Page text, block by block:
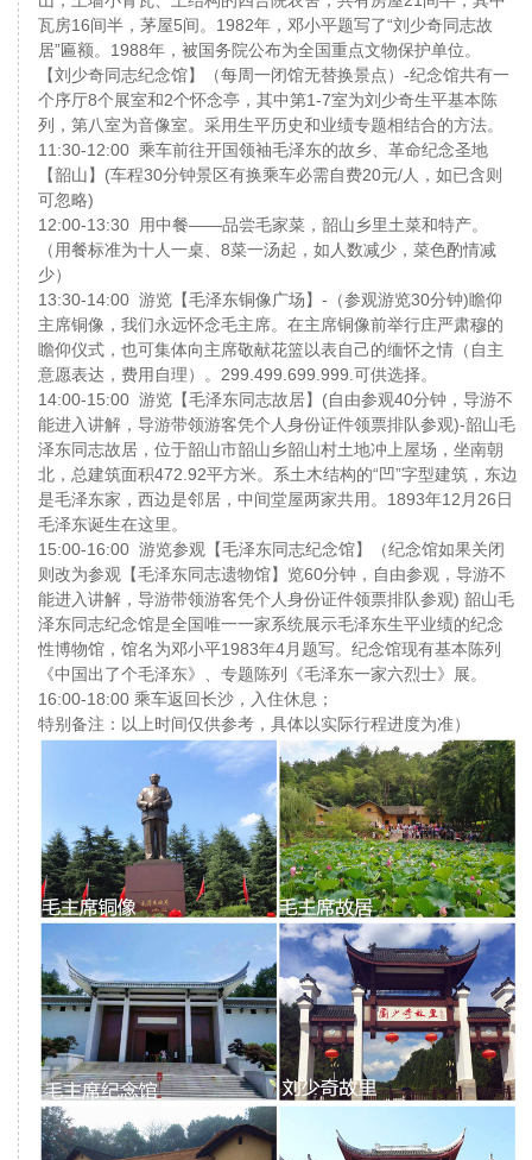
瓦房16间半，茅屋5间。1982年，邓小平题写了“刘少奇同志故
居”匾额。1988年，被国务院公布为全国重点文物保护单位。
【刘少奇同志纪念馆】（每周一闭馆无替换景点）-纪念馆共有一
个序厅8个展室和2个怀念亭，其中第1-7室为刘少奇生平基本陈
列，第八室为音像室。采用生平历史和业绩专题相结合的方法。
11:30-12:00 乘车前往开国领袖毛泽东的故乡、革命纪念圣地
【韶山】(车程30分钟景区有换乘车必需自费20元/人，如已含则
可忽略)
12:00-13:30 用中餐——品尝毛家菜，韶山乡里土菜和特产。
（用餐标准为十人一桌、8菜一汤起，如人数减少，菜色酌情减
少）
13:30-14:00 游览【毛泽东铜像广场】-（参观游览30分钟)瞻仰
主席铜像，我们永远怀念毛主席。在主席铜像前举行庄严肃穆的
瞻仰仪式，也可集体向主席敬献花篮以表自己的缅怀之情（自主
意愿表达，费用自理）。299.499.699.999.可供选择。
14:00-15:00 游览【毛泽东同志故居】(自由参观40分钟，导游不
能进入讲解，导游带领游客凭个人身份证件领票排队参观)-韶山毛
泽东同志故居，位于韶山市韶山乡韶山村土地冲上屋场，坐南朝
北，总建筑面积472.92平方米。系土木结构的“凹”字型建筑，东边
是毛泽东家，西边是邻居，中间堂屋两家共用。1893年12月26日
毛泽东诞生在这里。
15:00-16:00 游览参观【毛泽东同志纪念馆】（纪念馆如果关闭
则改为参观【毛泽东同志遗物馆】览60分钟，自由参观，导游不
能进入讲解，导游带领游客凭个人身份证件领票排队参观) 韶山毛
泽东同志纪念馆是全国唯一一家系统展示毛泽东生平业绩的纪念
性博物馆，馆名为邓小平1983年4月题写。纪念馆现有基本陈列
《中国出了个毛泽东》、专题陈列《毛泽东一家六烈士》展。
16:00-18:00 乘车返回长沙，入住休息；
特别备注：以上时间仅供参考，具体以实际行程进度为准）